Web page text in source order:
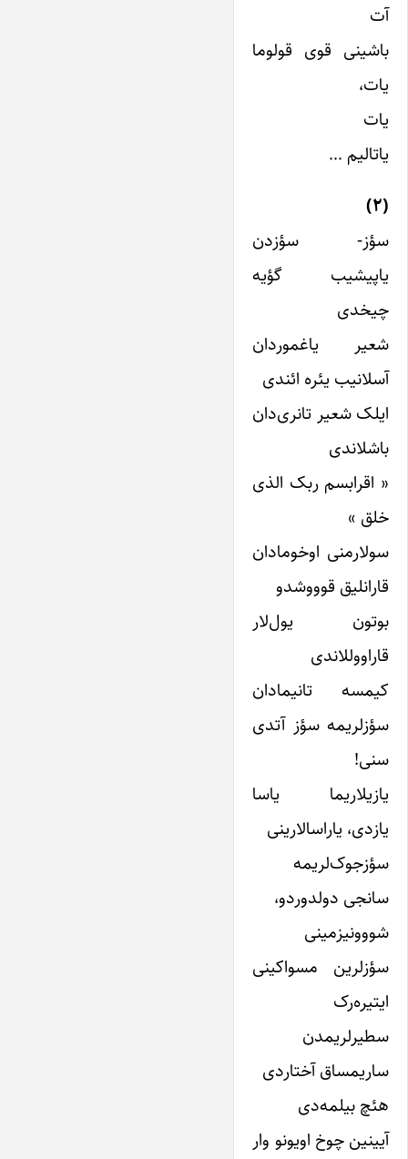
آت
باشینی قوی قولوما
یات،
یات
یاتالیم …
(۲)
سؤز- سؤزدن
یاپیشیب گؤیه
چیخدی
شعیر یاغموردان
آسلانیب یئره ائندی
ایلک شعیر تانری‌دان
باشلاندی
« اقرابسم ربک الذی
خلق »
سولارمنی اوخومادان
قارانلیق قوووشدو
بوتون یول‌لار
قاراووللاندی
کیمسه تانیمادان
سؤزلریمه سؤز آتدی
سنی!
یازیلاریما یاسا
یازدی، یاراسالارینی
سؤزجوک‌لریمه
سانجی دولدوردو،
شووونیزمینی
سؤزلرین مسواکینی
ایتیره‌رک
سطیرلریمدن
ساریمساق آختاردی
هئچ بیلمه‌دی
آیینین چوخ اویونو وار